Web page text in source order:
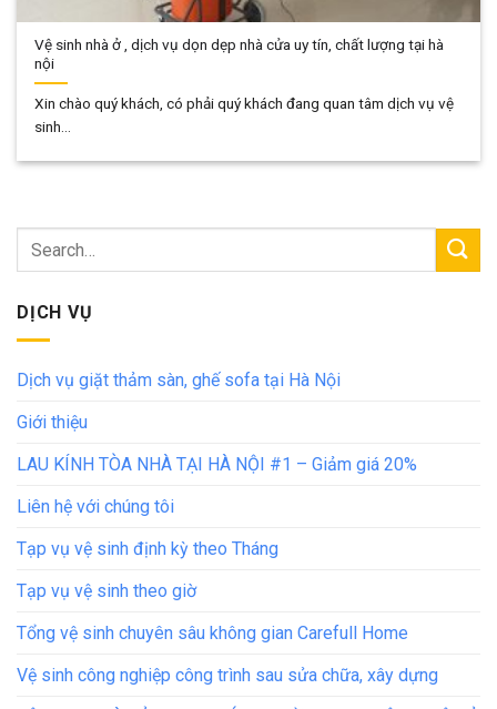
Vệ sinh nhà ở , dịch vụ dọn dẹp nhà cửa uy tín, chất lượng tại hà
nội
Xin chào quý khách, có phải quý khách đang quan tâm dịch vụ vệ
sinh...
DỊCH VỤ
Dịch vụ giặt thảm sàn, ghế sofa tại Hà Nội
Giới thiệu
LAU KÍNH TÒA NHÀ TẠI HÀ NỘI #1 – Giảm giá 20%
Liên hệ với chúng tôi
Tạp vụ vệ sinh định kỳ theo Tháng
Tạp vụ vệ sinh theo giờ
Tổng vệ sinh chuyên sâu không gian Carefull Home
Vệ sinh công nghiệp công trình sau sửa chữa, xây dựng